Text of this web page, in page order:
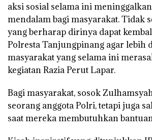
aksi sosial selama ini
mendalam bagi masyarakat. Tidak
yang berharap dirinya dapat
Polresta Tanjungpinang agar lebih
masyarakat yang selama ini
kegiatan Razia Perut Lapar.
Bagi masyarakat, sosok
seorang anggota Polri, tetapi juga
saat mereka membutuhkan